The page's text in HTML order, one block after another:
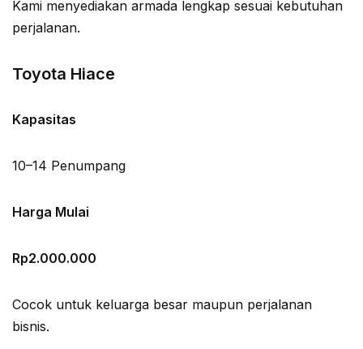
Kami menyediakan armada lengkap sesuai kebutuhan
perjalanan.
Toyota Hiace
Kapasitas
10–14 Penumpang
Harga Mulai
Rp2.000.000
Cocok untuk keluarga besar maupun perjalanan
bisnis.